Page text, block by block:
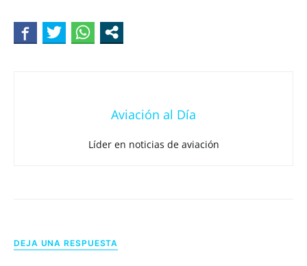
Aviación al Día
Líder en noticias de aviación
DEJA UNA RESPUESTA